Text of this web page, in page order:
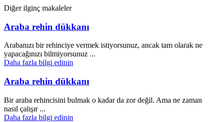
Diğer ilginç makaleler
Araba rehin dükkanı
Arabanızı bir rehinciye vermek istiyorsunuz, ancak tam olarak ne
yapacağınızı bilmiyorsunuz ...
Daha fazla bilgi edinin
Araba rehin dükkanı
Bir araba rehincisini bulmak o kadar da zor değil. Ama ne zaman
nasıl çalışır ...
Daha fazla bilgi edinin